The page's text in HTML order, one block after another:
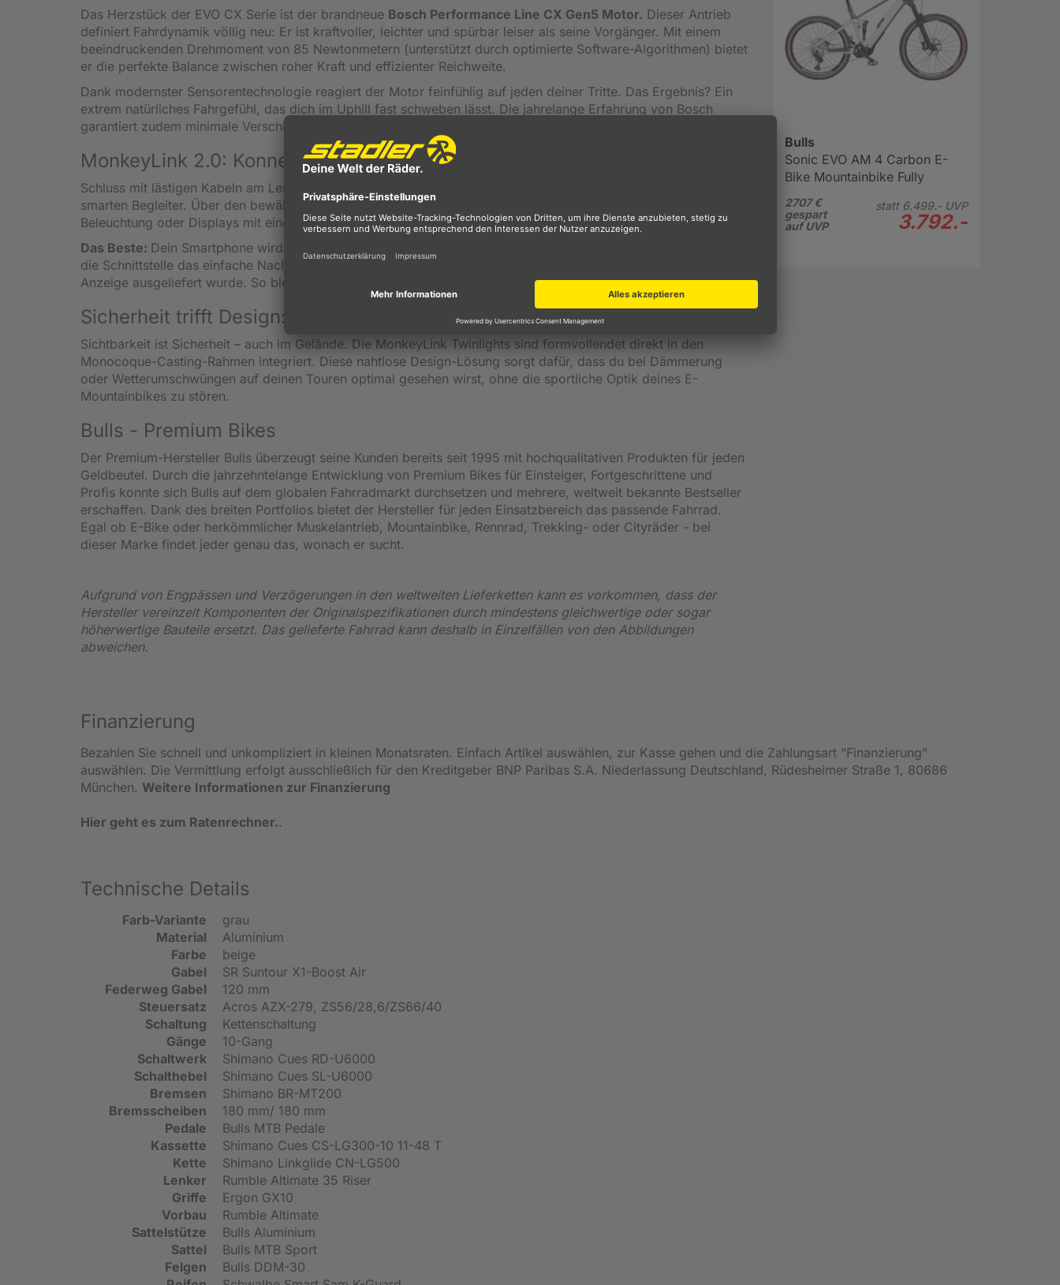
Das Herzstück der EVO CX Serie ist der brandneue Bosch Performance Line CX Gen5 Motor. Dieser Antrieb
definiert Fahrdynamik völlig neu: Er ist kraftvoller, leichter und spürbar leiser als seine Vorgänger. Mit einem
beeindruckenden Drehmoment von 85 Newtonmetern (unterstützt durch optimierte Software-Algorithmen) bietet
er die perfekte Balance zwischen roher Kraft und effizienter Reichweite.
Dank modernster Sensorentechnologie reagiert der Motor feinfühlig auf jeden deiner Tritte. Das Ergebnis? Ein
extrem natürliches Fahrgefühl, das dich im Uphill fast schweben lässt. Die jahrelange Erfahrung von Bosch
garantiert zudem minimale Verschleißwerte bei maximaler sportlicher Performance.
MonkeyLink 2.0: Konnektivität ohne Kabelsalat
Schluss mit lästigen Kabeln am Lenker! Die vielseitige MonkeyLink 2.0 Schnittstelle macht dein E-MTB zum
smarten Begleiter. Über den bewährten SP Connect Mechanismus lassen sich Smartphone-Halterungen,
Beleuchtung oder Displays mit einem Handgriff sicher fixieren.
Das Beste: Dein Smartphone wird während der Fahrt über den E-Bike-Akku induktiv geladen. Zudem ermöglicht
die Schnittstelle das einfache Nachrüsten eines Displays, falls dein Modell ab Werk puristisch ohne zentrale
Anzeige ausgeliefert wurde. So bleibt dein Cockpit clean und hochfunktional.
Sicherheit trifft Design: MonkeyLink Twinlight
Sichtbarkeit ist Sicherheit – auch im Gelände. Die MonkeyLink Twinlights sind formvollendet direkt in den
Monocoque-Casting-Rahmen integriert. Diese nahtlose Design-Lösung sorgt dafür, dass du bei Dämmerung
oder Wetterumschwüngen auf deinen Touren optimal gesehen wirst, ohne die sportliche Optik deines E-
Mountainbikes zu stören.
Bulls - Premium Bikes
Der Premium-Hersteller Bulls überzeugt seine Kunden bereits seit 1995 mit hochqualitativen Produkten für jeden
Geldbeutel. Durch die jahrzehntelange Entwicklung von Premium Bikes für Einsteiger, Fortgeschrittene und
Profis konnte sich Bulls auf dem globalen Fahrradmarkt durchsetzen und mehrere, weltweit bekannte Bestseller
erschaffen. Dank des breiten Portfolios bietet der Hersteller für jeden Einsatzbereich das passende Fahrrad.
Egal ob E-Bike oder herkömmlicher Muskelantrieb, Mountainbike, Rennrad, Trekking- oder Cityräder - bei
dieser Marke findet jeder genau das, wonach er sucht.
Aufgrund von Engpässen und Verzögerungen in den weltweiten Lieferketten kann es vorkommen, dass der
Hersteller vereinzelt Komponenten der Originalspezifikationen durch mindestens gleichwertige oder sogar
höherwertige Bauteile ersetzt. Das gelieferte Fahrrad kann deshalb in Einzelfällen von den Abbildungen
abweichen.
Bulls
Sonic EVO AM 4 Carbon E-
Bike Mountainbike Fully
2707 €
gespart
auf UVP
statt 6.499.-UVP
3.792.-
Finanzierung
Bezahlen Sie schnell und unkompliziert in kleinen Monatsraten. Einfach Artikel auswählen, zur Kasse gehen und die Zahlungsart "Finanzierung"
auswählen. Die Vermittlung erfolgt ausschließlich für den Kreditgeber BNP Paribas S.A. Niederlassung Deutschland, Rüdesheimer Straße 1, 80686
München. Weitere Informationen zur Finanzierung
Hier geht es zum Ratenrechner..
Technische Details
Farb-Variante
grau
Material
Aluminium
Farbe
beige
Gabel
SR Suntour X1-Boost Air
Federweg Gabel
120 mm
Steuersatz
Acros AZX-279, ZS56/28,6/ZS66/40
Schaltung
Kettenschaltung
Gänge
10-Gang
Schaltwerk
Shimano Cues RD-U6000
Schalthebel
Shimano Cues SL-U6000
Bremsen
Shimano BR-MT200
Bremsscheiben
180 mm/ 180 mm
Pedale
Bulls MTB Pedale
Kassette
Shimano Cues CS-LG300-10 11-48 T
Kette
Shimano Linkglide CN-LG500
Lenker
Rumble Altimate 35 Riser
Griffe
Ergon GX10
Vorbau
Rumble Altimate
Sattelstütze
Bulls Aluminium
Sattel
Bulls MTB Sport
Felgen
Bulls DDM-30